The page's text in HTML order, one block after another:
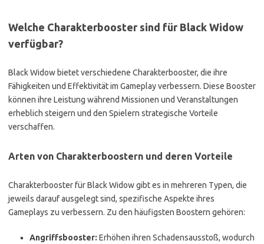
Welche Charakterbooster sind für Black Widow
verfügbar?
Black Widow bietet verschiedene Charakterbooster, die ihre
Fähigkeiten und Effektivität im Gameplay verbessern. Diese Booster
können ihre Leistung während Missionen und Veranstaltungen
erheblich steigern und den Spielern strategische Vorteile
verschaffen.
Arten von Charakterboostern und deren Vorteile
Charakterbooster für Black Widow gibt es in mehreren Typen, die
jeweils darauf ausgelegt sind, spezifische Aspekte ihres
Gameplays zu verbessern. Zu den häufigsten Boostern gehören:
Angriffsbooster: Erhöhen ihren Schadensausstoß, wodurch